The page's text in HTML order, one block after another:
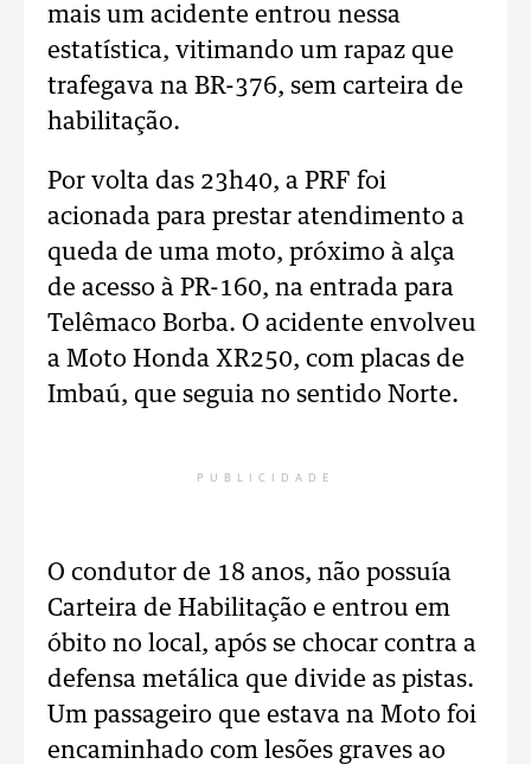
mais um acidente entrou nessa
estatística, vitimando um rapaz que
trafegava na BR-376, sem carteira de
habilitação.
Por volta das 23h40, a PRF foi
acionada para prestar atendimento a
queda de uma moto, próximo à alça
de acesso à PR-160, na entrada para
Telêmaco Borba. O acidente envolveu
a Moto Honda XR250, com placas de
Imbaú, que seguia no sentido Norte.
PUBLICIDADE
O condutor de 18 anos, não possuía
Carteira de Habilitação e entrou em
óbito no local, após se chocar contra a
defensa metálica que divide as pistas.
Um passageiro que estava na Moto foi
encaminhado com lesões graves ao